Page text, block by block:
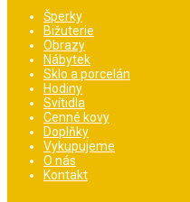
Šperky
Bižuterie
Obrazy
Nábytek
Sklo a porcelán
Hodiny
Svítidla
Cenné kovy
Doplňky
Vykupujeme
O nás
Kontakt